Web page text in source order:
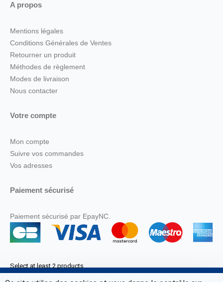
A propos
Mentions légales
Conditions Générales de Ventes
Retourner un produit
Méthodes de règlement
Modes de livraison
Nous contacter
Votre compte
Mon compte
Suivre vos commandes
Vos adresses
Paiement sécurisé
Paiement sécurisé par EpayNC.
Select at least 2 products